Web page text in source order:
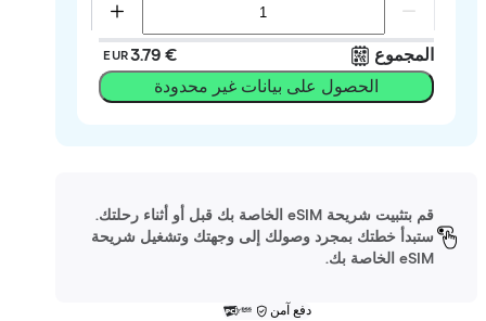
المجموع EUR
الحصول على بيانات غير محدودة
قم بتثبيت شريحة eSIM الخاصة بك قبل أو أثناء رحلتك.
ستبدأ خطتك بمجرد وصولك إلى وجهتك وتشغيل شريحة